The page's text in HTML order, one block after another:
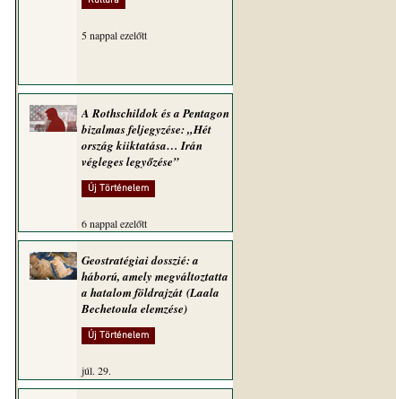
5 nappal ezelőtt
A Rothschildok és a Pentagon
bizalmas feljegyzése: „Hét
ország kiiktatása… Irán
végleges legyőzése”
Új Történelem
6 nappal ezelőtt
Geostratégiai dosszié: a
háború, amely megváltoztatta
a hatalom földrajzát (Laala
Bechetoula elemzése)
Új Történelem
júl. 29.